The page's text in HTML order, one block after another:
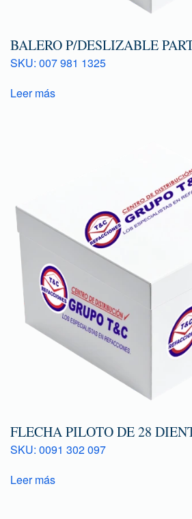
BALERO P/DESLIZABLE
SKU: 007 981 1325
Leer más
FLECHA PILOTO DE 28
SKU: 0091 302 097
Leer más